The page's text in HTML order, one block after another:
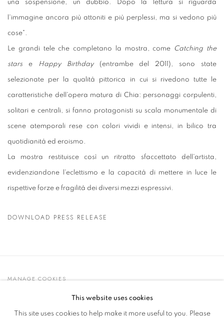
una sospensione, un dubbio. Dopo la lettura si riguarda
l'immagine ancora più attoniti e più perplessi, ma si vedono più
cose".
Le grandi tele che completano la mostra, come Catching the
stars e Happy Birthday(entrambe del 2011), sono state
selezionate per la qualità pittorica in cui si rivedono tutte le
caratteristiche dell'opera matura di Chia: personaggi corpulenti,
solitari e centrali, si fanno protagonisti su scala monumentale di
scene atemporali rese con colori vividi e intensi, in bilico tra
quotidianità ed eroismo.
La mostra restituisce così un ritratto sfaccettato dell'artista,
evidenziandone l'eclettismo e la capacità di mettere in luce le
rispettive forze e fragilità dei diversi mezzi espressivi.
DOWNLOAD PRESS RELEASE
MANAGE COOKIES
© 2021 GALLERIA D'ARTE MAGGIORE G.A.M.
SITO CREATO DA ARTLOGIC
This website uses cookies
This site uses cookies to help make it more useful to you. Please